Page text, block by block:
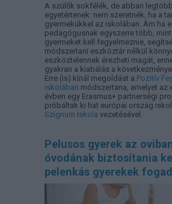
A szülők sokfélék, de abban
egyetértenek: nem szeretnék, ha a
gyermekükkel az iskolában. Ám ha
pedagógusnak egyszerre több,
gyermeket kell fegyelmeznie,
módszertani eszköztár nélkül
eszköztelennek érezheti magát,
gyakran a kiabálás a következménye.
Erre (is) kínál megoldást a Pozitív
iskolában módszertana, amelyet az
évben egy Erasmus+ partnerségi
próbáltak ki hat európai ország
Szignum Iskola vezetésével.
Pelusos gyerek az
óvodának biztosítania
pelenkás gyerekek